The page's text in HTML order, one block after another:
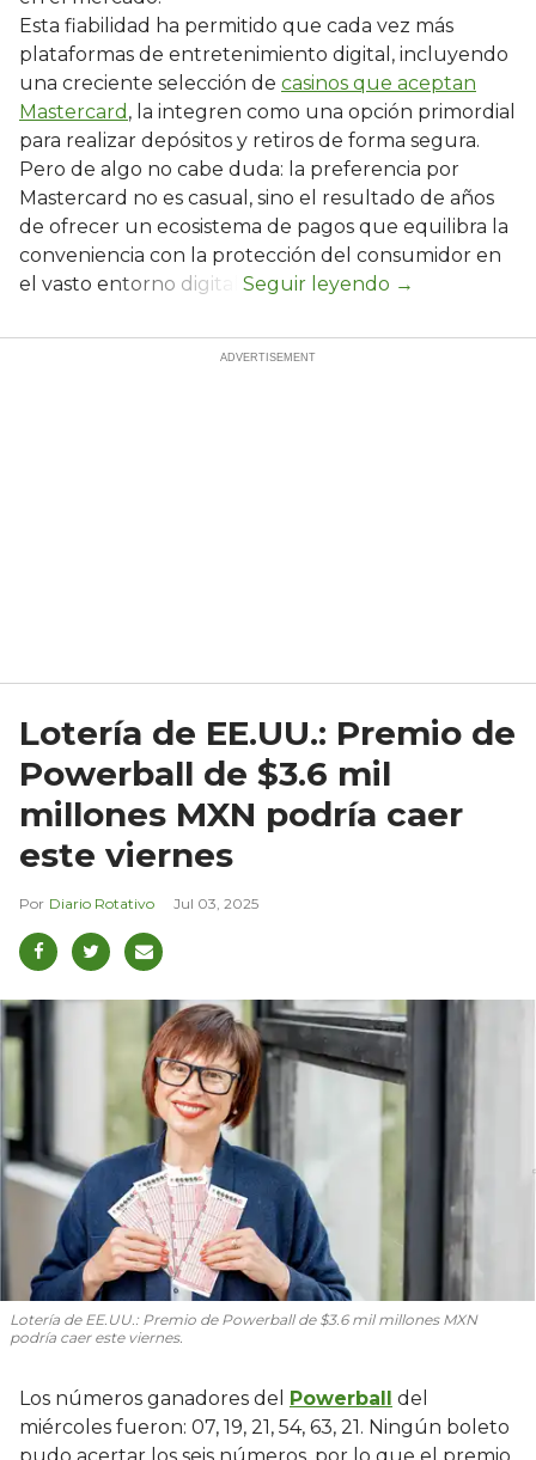
Esta fiabilidad ha permitido que cada vez más
plataformas de entretenimiento digital, incluyendo
una creciente selección de casinos que aceptan
Mastercard , la integren como una opción primordial
para realizar depósitos y retiros de forma segura.
Pero de algo no cabe duda: la preferencia por
Mastercard no es casual, sino el resultado de años
de ofrecer un ecosistema de pagos que equilibra la
conveniencia con la protección del consumidor en
el vasto entorno digital.
Lotería de EE.UU.: Premio de
Powerball de $3.6 mil
millones MXN podría caer
este viernes
Diario Rotativo Jul 03, 2025
Lotería de EE.UU.: Premio de Powerball de $3.6 mil millones MXN
podría caer este viernes.
Los números ganadores del Powerball del
miércoles fueron: 07, 19, 21, 54, 63, 21. Ningún boleto